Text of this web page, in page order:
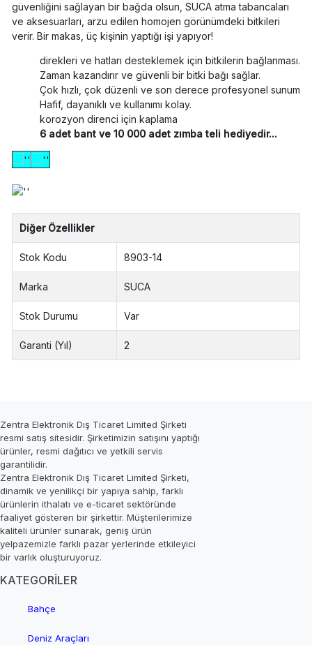
güvenliğini sağlayan bir bağda olsun, SUCA atma tabancaları
ve aksesuarları, arzu edilen homojen görünümdeki bitkileri
verir. Bir makas, üç kişinin yaptığı işi yapıyor!
direkleri ve hatları desteklemek için bitkilerin bağlanması.
Zaman kazandırır ve güvenli bir bitki bağı sağlar.
Çok hızlı, çok düzenli ve son derece profesyonel sunum
Hafif, dayanıklı ve kullanımı kolay.
korozyon direnci için kaplama
6 adet bant ve 10 000 adet zımba teli hediyedir...
Diğer Özellikler
Stok Kodu 8903-14
Marka SUCA
Stok Durumu Var
Garanti (Yıl) 2
Zentra Elektronik Dış Ticaret Limited Şirketi
resmi satış sitesidir. Şirketimizin satışını yaptığı
ürünler, resmi dağıtıcı ve yetkili servis
garantilidir.
Zentra Elektronik Dış Ticaret Limited Şirketi,
dinamik ve yenilikçi bir yapıya sahip, farklı
ürünlerin ithalatı ve e-ticaret sektöründe
faaliyet gösteren bir şirkettir. Müşterilerimize
kaliteli ürünler sunarak, geniş ürün
yelpazemizle farklı pazar yerlerinde etkileyici
bir varlık oluşturuyoruz.
KATEGORİLER
Bahçe
Deniz Araçları